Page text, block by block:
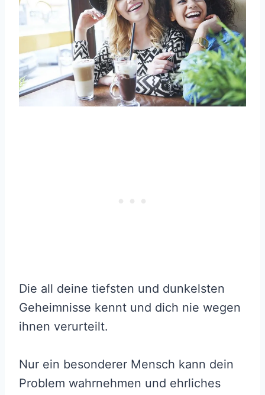
Die all deine tiefsten und dunkelsten
Geheimnisse kennt und dich nie wegen
ihnen verurteilt.
Nur ein besonderer Mensch kann dein
Problem wahrnehmen und ehrliches